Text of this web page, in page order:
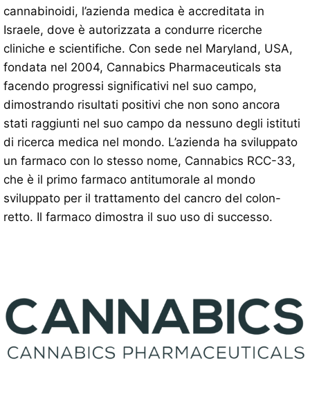
cannabinoidi, l’azienda medica è accreditata in
Israele, dove è autorizzata a condurre ricerche
cliniche e scientifiche. Con sede nel Maryland, USA,
fondata nel 2004, Cannabics Pharmaceuticals sta
facendo progressi significativi nel suo campo,
dimostrando risultati positivi che non sono ancora
stati raggiunti nel suo campo da nessuno degli istituti
di ricerca medica nel mondo. L’azienda ha sviluppato
un farmaco con lo stesso nome, Cannabics RCC-33,
che è il primo farmaco antitumorale al mondo
sviluppato per il trattamento del cancro del colon-
retto. Il farmaco dimostra il suo uso di successo.